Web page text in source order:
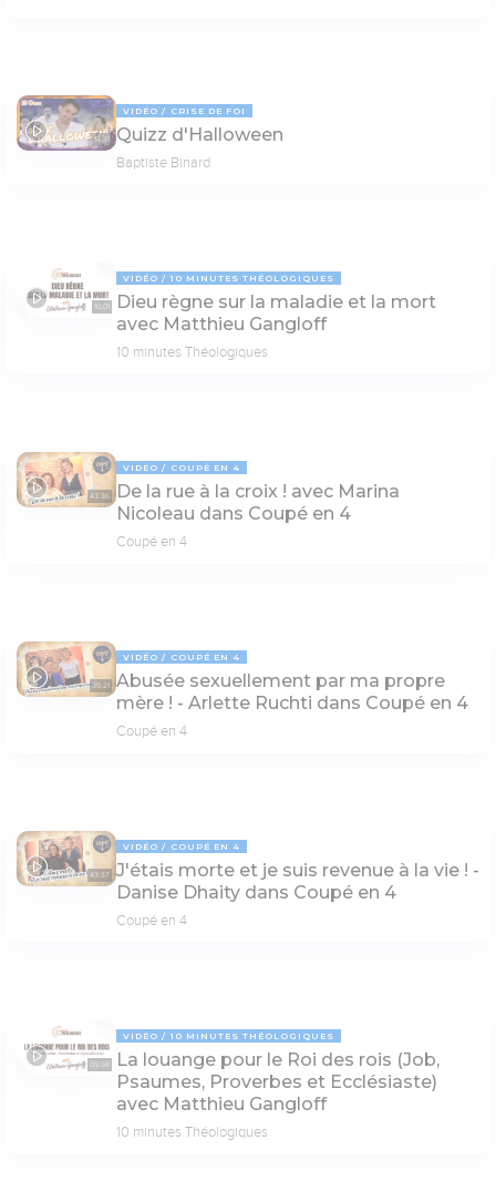
14:31
VIDÉO CRISE DE FOI
Quizz d'Halloween
Baptiste Binard
10:01
VIDÉO 10 MINUTES THÉOLOGIQUES
Dieu règne sur la maladie et la mort
avec Matthieu Gangloff
10 minutes Théologiques
43:36
VIDÉO COUPÉ EN 4
De la rue à la croix ! avec Marina
Nicoleau dans Coupé en 4
Coupé en 4
35:21
VIDÉO COUPÉ EN 4
Abusée sexuellement par ma propre
mère ! - Arlette Ruchti dans Coupé en 4
Coupé en 4
43:37
VIDÉO COUPÉ EN 4
J'étais morte et je suis revenue à la vie ! -
Danise Dhaity dans Coupé en 4
Coupé en 4
09:58
VIDÉO 10 MINUTES THÉOLOGIQUES
La louange pour le Roi des rois (Job,
Psaumes, Proverbes et Ecclésiaste)
avec Matthieu Gangloff
10 minutes Théologiques